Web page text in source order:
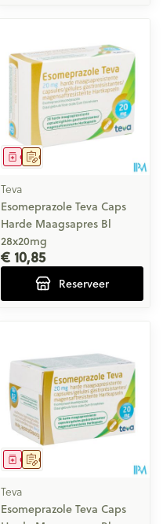
Op voorschrift
Geneesmiddel
Teva
Esomeprazole Teva Caps
Harde Maagsapres Bl
28x20mg
€ 10,85
Reserveer
Op voorschrift
Geneesmiddel
Teva
Esomeprazole Teva Caps